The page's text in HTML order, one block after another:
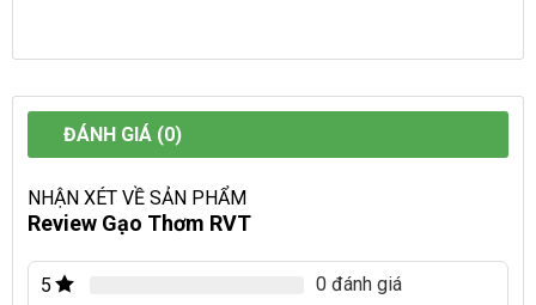
ĐÁNH GIÁ (0)
NHẬN XÉT VỀ SẢN PHẨM
Review Gạo Thơm RVT
5
0 đánh giá